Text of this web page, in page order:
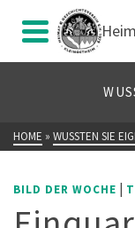
HOME » WUSSTEN SIE
BILD DER WOCHE |